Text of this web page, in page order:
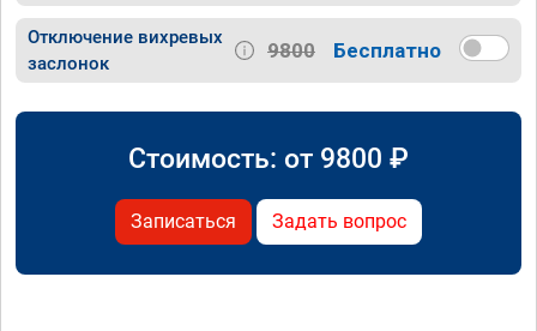
Отключение вихревых
заслонок
9800 Бесплатно
Стоимость: от 9800 ₽
Записаться Задать вопрос